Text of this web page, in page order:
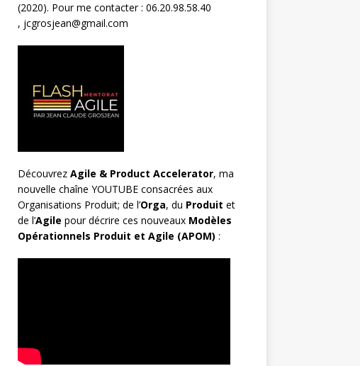
(2020). Pour me contacter : 06.20.98.58.40
, jcgrosjean@gmail.com
Découvrez Agile & Product Accelerator, ma
nouvelle chaîne YOUTUBE consacrées aux
Organisations Produit; de l’Orga, du Produit et
de l’Agile pour décrire ces nouveaux Modèles
Opérationnels Produit et Agile (APOM) :